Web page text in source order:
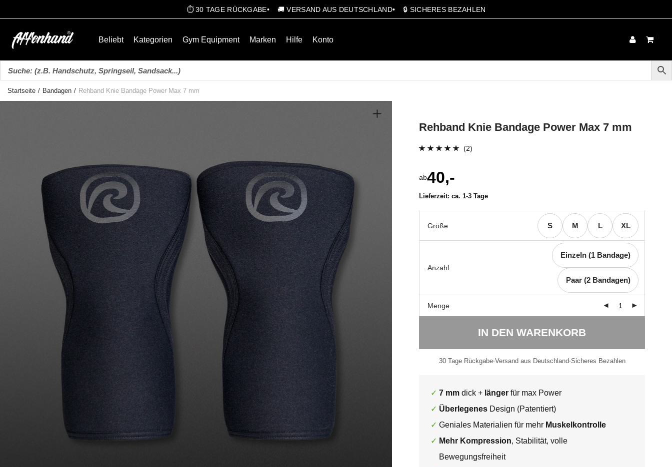
⏱️ 30 TAGE RÜCKGABE 🚚 VERSAND AUS DEUTSCHLAND 🔒 SICHERES BEZAHLEN
Beliebt Kategorien Gym Equipment Marken Hilfe Konto
Startseite / Bandagen / Rehband Knie Bandage Power Max 7 mm
Rehband Knie Bandage Power Max 7 mm
5.00von 5,
basierend auf
Kundenbewertung
(2)
ab40,-
Lieferzeit: ca. 1-3 Tage
Größe S M L XL
Anzahl
Einzeln (1 Bandage)
Paar (2 Bandagen)
Menge
IN DEN WARENKORB
30 Tage Rückgabe Versand aus Deutschland Sicheres Bezahlen
7 mmdick + längerfür max Power
ÜberlegenesDesign (Patentiert)
Geniales Materialien für mehr Muskelkontrolle
Mehr Kompression, Stabilität, volle
Bewegungsfreiheit